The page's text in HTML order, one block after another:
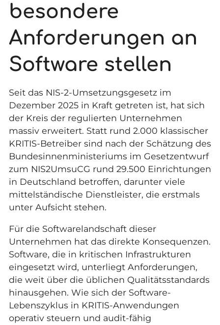
besondere
Anforderungen an
Software stellen
Seit das NIS-2-Umsetzungsgesetzim
Dezember 2025 in Kraft getreten ist, hat sich
der Kreis der regulierten Unternehmen
massiv erweitert. Statt rund 2.000 klassischer
KRITIS-Betreiber sind nach der Schätzung des
Bundesinnenministeriums im Gesetzentwurf
zum NIS2UmsuCG rund 29.500 Einrichtungen
in Deutschland betroffen, darunter viele
mittelständische Dienstleister, die erstmals
unter Aufsicht stehen.
Für die Softwarelandschaft dieser
Unternehmen hat das direkte Konsequenzen.
Software, die in kritischen Infrastrukturen
eingesetzt wird, unterliegt Anforderungen,
die weit über die üblichen Qualitätsstandards
hinausgehen. Wie sich der Software-
Lebenszyklus in KRITIS-Anwendungen
operativ steuern und audit-fähig